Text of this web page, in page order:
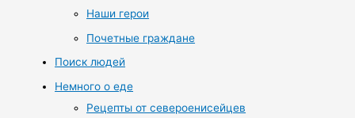
Наши герои
Почетные граждане
Поиск людей
Немного о еде
Рецепты от североенисейцев